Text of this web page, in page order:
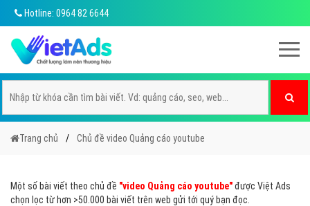
Hotline: 0964 82 6644
Trang chủ Chủ đề video Quảng cáo youtube
Một số bài viết theo chủ đề "video Quảng cáo youtube"được Việt Ads
chọn lọc từ hơn >50.000 bài viết trên web gửi tới quý bạn đọc.